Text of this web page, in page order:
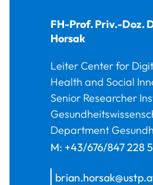
FH-Prof. Priv.-Doz.
Horsak
Leiter Center for
Health and Social
Senior Researcher
Department
M: +43/676/847 228